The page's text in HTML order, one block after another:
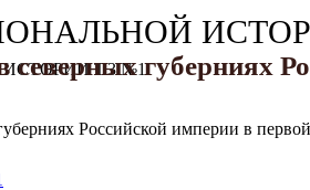
Т.3 №1
Российской империи в
северных губерниях